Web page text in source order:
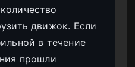
движок. Если
в течение
прошли